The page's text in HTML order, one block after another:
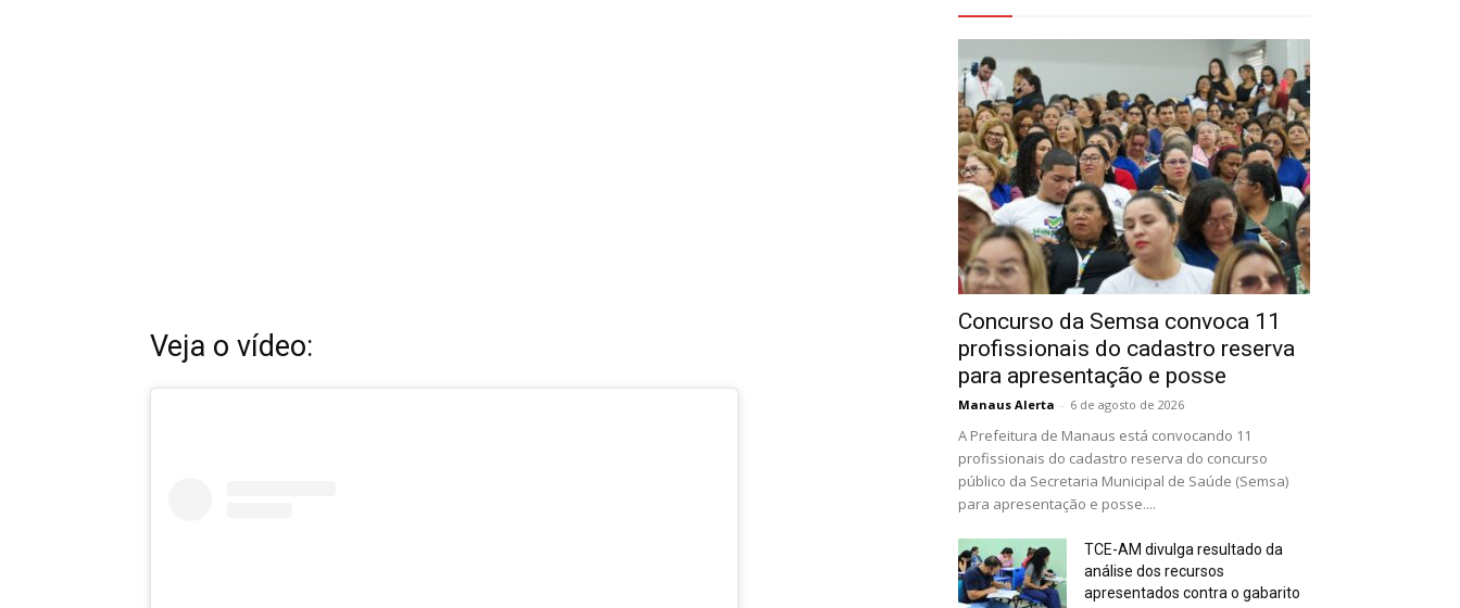
Veja o vídeo:
Concurso da Semsa convoca 11
profissionais do cadastro reserva
para apresentação e posse
Manaus Alerta - 6 de agosto de 2026
A Prefeitura de Manaus está convocando 11
profissionais do cadastro reserva do concurso
público da Secretaria Municipal de Saúde (Semsa)
para apresentação e posse....
TCE-AM divulga resultado da
análise dos recursos
apresentados contra o gabarito